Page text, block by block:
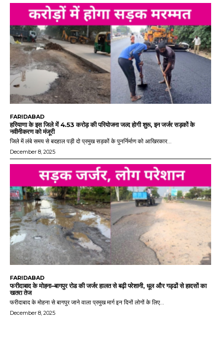
FARIDABAD
हरियाणा के इस जिले में 4.53 करोड़ की परियोजना जल्द होगी शुरू, इन जर्जर सड़कों के
नवीनीकरण को मंजूरी
जिले में लंबे समय से बदहाल पड़ी दो प्रमुख सड़कों के पुनर्निर्माण को आखिरकार...
December 8, 2025
FARIDABAD
फरीदाबाद के मोहना–बागपुर रोड की जर्जर हालत से बढ़ी परेशानी, धूल और गड्ढों से हादसों का
खतरा तेज
फरीदाबाद के मोहना से बागपुर जाने वाला प्रमुख मार्ग इन दिनों लोगों के लिए...
December 8, 2025